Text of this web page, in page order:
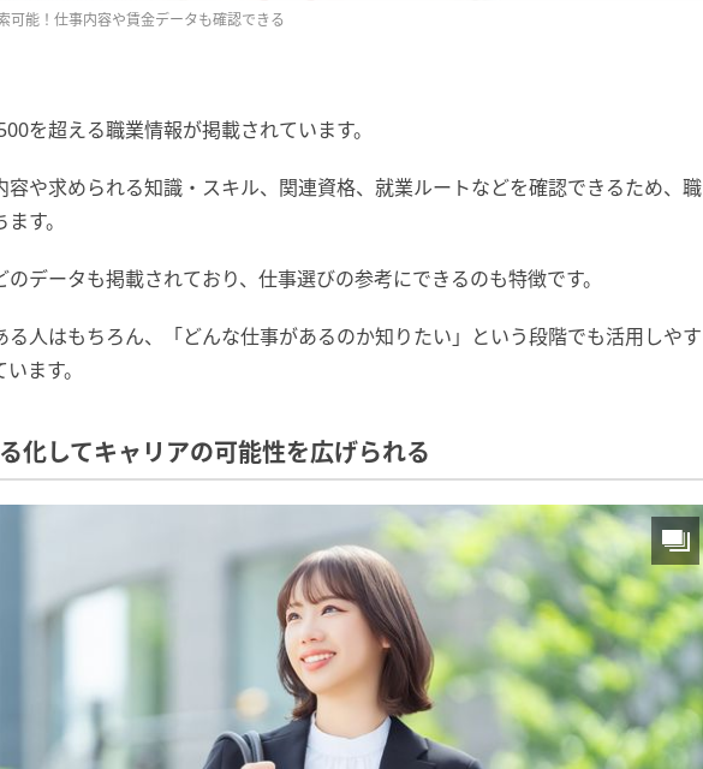
可能！仕事内容や賃金データも確認できる
を超える職業情報が掲載されています。
容や求められる知識・スキル、関連資格、就業ルートなどを確認できるため、職
す。
のデータも掲載されており、仕事選びの参考にできるのも特徴です。
る人はもちろん、「どんな仕事があるのか知りたい」という段階でも活用しやす
ます。
化してキャリアの可能性を広げられる